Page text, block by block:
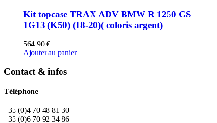
variations.
Les
options
Kit topcase TRAX ADV BMW R 1250 GS
1G13 (K50) (18-20)( coloris argent)
564.90 €
Ajouter au panier
Contact & infos
Téléphone
+33 (0)4 70 48 81 30
+33 (0)6 70 92 34 86